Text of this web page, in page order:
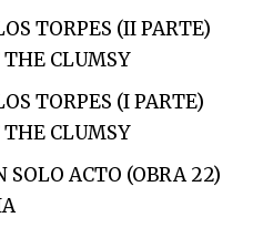
TORPES (II PARTE)
CLUMSY
TORPES (I PARTE)
CLUMSY
SOLO ACTO (OBRA 22)